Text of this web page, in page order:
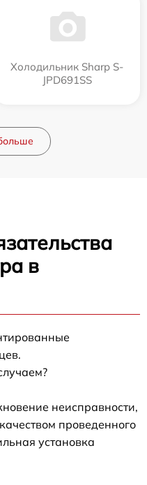
Холодильник Sharp S-
JPD691SS
в
неисправности,
проведенного
установка